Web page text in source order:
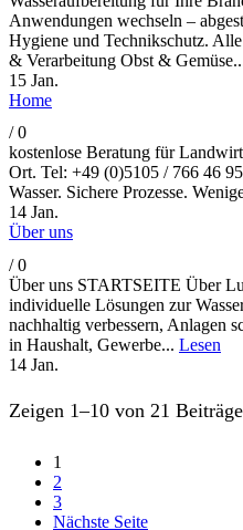
Anwendungen wechseln –
Hygiene und Technikschutz.
& Verarbeitung Obst &
15 Jan.
Home
/ 0
kostenlose Beratung für
Ort. Tel: +49 (0)5105 / 766 46
Wasser. Sichere Prozesse.
14 Jan.
Über uns
/ 0
Über uns STARTSEITE Über
individuelle Lösungen zur
nachhaltig verbessern, Anlagen
in Haushalt, Gewerbe... Lesen
14 Jan.
Zeigen 1–10 von 21 Beiträge
1
2
3
Nächste Seite